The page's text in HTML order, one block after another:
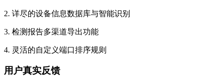
2. 详尽的设备信息数据库与智能识别
3. 检测报告多渠道导出功能
4. 灵活的自定义端口排序规则
用户真实反馈